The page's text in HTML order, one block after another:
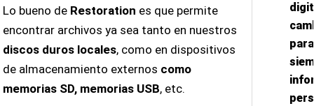
Lo bueno de Restoration es que permite
encontrar archivos ya sea tanto en nuestros
discos duros locales, como en dispositivos
de almacenamiento externos como
memorias SD, memorias USB, etc.
para